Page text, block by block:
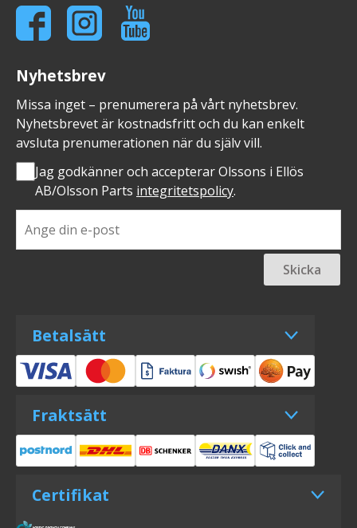
Nyhetsbrev
Missa inget – prenumerera på vårt nyhetsbrev.
Nyhetsbrevet är kostnadsfritt och du kan enkelt
avsluta prenumerationen när du själv vill.
Jag godkänner och accepterar Olssons i Ellös
AB/Olsson Parts integritetspolicy.
Skicka
Betalsätt
Fraktsätt
Certifikat